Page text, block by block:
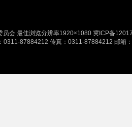
员会 最佳浏览分辨率1920×1080 冀ICP备
87884212 传真：0311-87884212 邮箱